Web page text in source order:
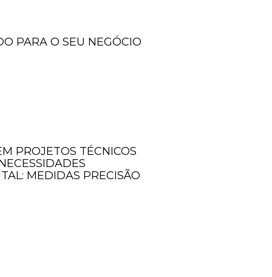
PARA O SEU NEGÓCIO
PROJETOS TÉCNICOS
MEDIDAS PRECISÃO